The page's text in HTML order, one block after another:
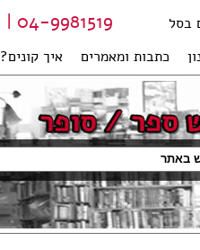
בסל
כתבות ומאמרים איך קונים?
04-9981519 | 051-2707950